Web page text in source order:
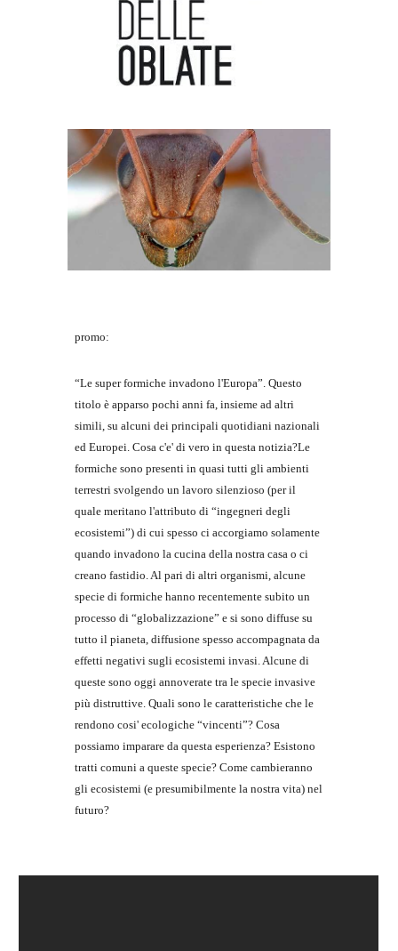
promo:
“Le super formiche invadono l'Europa”. Questo
titolo è apparso pochi anni fa, insieme ad altri
simili, su alcuni dei principali quotidiani nazionali
ed Europei. Cosa c'e' di vero in questa notizia?Le
formiche sono presenti in quasi tutti gli ambienti
terrestri svolgendo un lavoro silenzioso (per il
quale meritano l'attributo di “ingegneri degli
ecosistemi”) di cui spesso ci accorgiamo solamente
quando invadono la cucina della nostra casa o ci
creano fastidio. Al pari di altri organismi, alcune
specie di formiche hanno recentemente subito un
processo di “globalizzazione” e si sono diffuse su
tutto il pianeta, diffusione spesso accompagnata da
effetti negativi sugli ecosistemi invasi. Alcune di
queste sono oggi annoverate tra le specie invasive
più distruttive. Quali sono le caratteristiche che le
rendono cosi' ecologiche “vincenti”? Cosa
possiamo imparare da questa esperienza? Esistono
tratti comuni a queste specie? Come cambieranno
gli ecosistemi (e presumibilmente la nostra vita) nel
futuro?